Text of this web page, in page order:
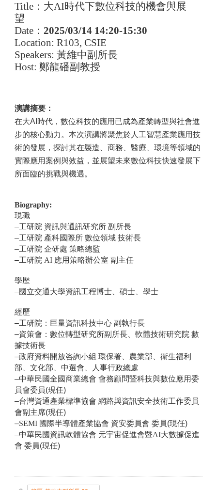
Title ：大AI時代下數位科技的機會與展
望
Date ： 2025/03/14 14:20-15:30
Location: R103, CSIE
Speakers: 黃維中副所長
Host: 鄭龍磻副教授
演講摘要 ：
在大AI時代，數位科技的應用已成為產業轉型與社會進
步的核心動力。本次演講將聚焦於人工智慧產業應用技
術的發展，探討其在製造、商務、醫療、環境等領域的
實際應用案例與效益，並展望未來數位科技快速發展下
所面臨的挑戰與機遇。
Biography:
現職
–工研院 資訊與通訊研究所 副所長
–工研院 產科國際所 數位領域 技術長
–工研院 企研處 策略總監
–工研院 AI 應用策略辦公室 副主任
學歷
–國立交通大學資訊工程博士、碩士、學士
經歷
–工研院：巨量資訊科技中心 副執行長
–資策會：數位轉型研究所副所長、軟體技術研究院 數
據技術長
–政府資料開放咨詢小組 環保署、農業部、衛生福利
部、文化部、中選會、人事行政總處
–中華民國全國商業總會 會務顧問暨科技與數位應用委
員會委員(現任)
–台灣資通產業標準協會 網路與資訊安全技術工作委員
會副主席(現任)
–SEMI 國際半導體產業協會 資安委員會 委員(現任)
–中華民國資訊軟體協會 元宇宙促進會暨AI大數據促進
會 委員(現任)